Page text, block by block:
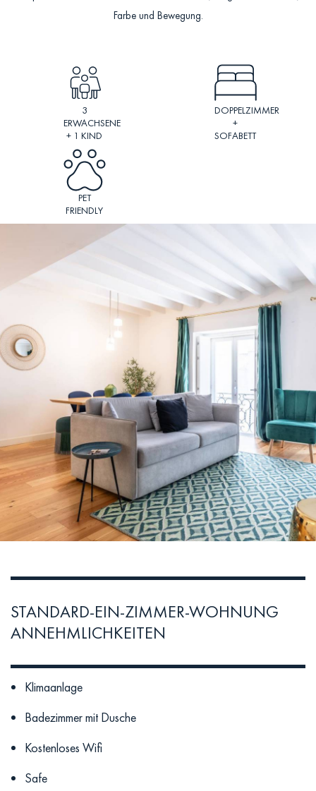
Farbe und Bewegung.
3
ERWACHSENE
+ 1 KIND
DOPPELZIMMER
+
SOFABETT
PET
FRIENDLY
STANDARD-EIN-ZIMMER-WOHNUNG
ANNEHMLICHKEITEN
Klimaanlage
Badezimmer mit Dusche
Kostenloses Wifi
Safe